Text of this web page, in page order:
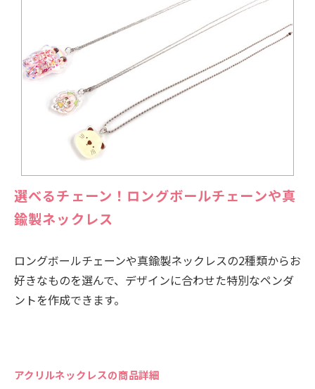
選べるチェーン！ロングボールチェーンや真
鍮製ネックレス
ロングボールチェーンや真鍮製ネックレスの2種類からお
好きなものを選んで、デザインに合わせた特別なペンダ
ントを作成できます。
アクリルネックレスの商品詳細